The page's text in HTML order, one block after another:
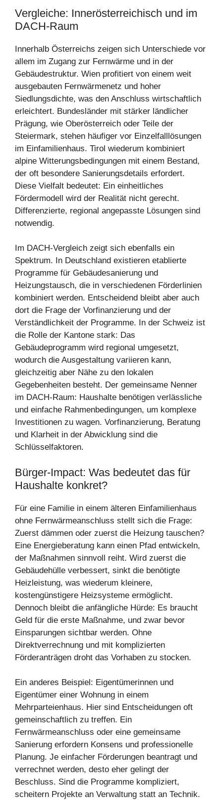
Vergleiche: Innerösterreichisch und im
DACH-Raum
Innerhalb Österreichs zeigen sich Unterschiede vor
allem im Zugang zur Fernwärme und in der
Gebäudestruktur. Wien profitiert von einem weit
ausgebauten Fernwärmenetz und hoher
Siedlungsdichte, was den Anschluss wirtschaftlich
erleichtert. Bundesländer mit stärker ländlicher
Prägung, wie Oberösterreich oder Teile der
Steiermark, stehen häufiger vor Einzelfalllösungen
im Einfamilienhaus. Tirol wiederum kombiniert
alpine Witterungsbedingungen mit einem Bestand,
der oft besondere Sanierungsdetails erfordert.
Diese Vielfalt bedeutet: Ein einheitliches
Fördermodell wird der Realität nicht gerecht.
Differenzierte, regional angepasste Lösungen sind
notwendig.
Im DACH-Vergleich zeigt sich ebenfalls ein
Spektrum. In Deutschland existieren etablierte
Programme für Gebäudesanierung und
Heizungstausch, die in verschiedenen Förderlinien
kombiniert werden. Entscheidend bleibt aber auch
dort die Frage der Vorfinanzierung und der
Verständlichkeit der Programme. In der Schweiz ist
die Rolle der Kantone stark: Das
Gebäudeprogramm wird regional umgesetzt,
wodurch die Ausgestaltung variieren kann,
gleichzeitig aber Nähe zu den lokalen
Gegebenheiten besteht. Der gemeinsame Nenner
im DACH-Raum: Haushalte benötigen verlässliche
und einfache Rahmenbedingungen, um komplexe
Investitionen zu wagen. Vorfinanzierung, Beratung
und Klarheit in der Abwicklung sind die
Schlüsselfaktoren.
Bürger-Impact: Was bedeutet das für
Haushalte konkret?
Für eine Familie in einem älteren Einfamilienhaus
ohne Fernwärmeanschluss stellt sich die Frage:
Zuerst dämmen oder zuerst die Heizung tauschen?
Eine Energieberatung kann einen Pfad entwickeln,
der Maßnahmen sinnvoll reiht. Wird zuerst die
Gebäudehülle verbessert, sinkt die benötigte
Heizleistung, was wiederum kleinere,
kostengünstigere Heizsysteme ermöglicht.
Dennoch bleibt die anfängliche Hürde: Es braucht
Geld für die erste Maßnahme, und zwar bevor
Einsparungen sichtbar werden. Ohne
Direktverrechnung und mit komplizierten
Förderanträgen droht das Vorhaben zu stocken.
Ein anderes Beispiel: Eigentümerinnen und
Eigentümer einer Wohnung in einem
Mehrparteienhaus. Hier sind Entscheidungen oft
gemeinschaftlich zu treffen. Ein
Fernwärmeanschluss oder eine gemeinsame
Sanierung erfordern Konsens und professionelle
Planung. Je einfacher Förderungen beantragt und
verrechnet werden, desto eher gelingt der
Beschluss. Sind die Programme kompliziert,
scheitern Projekte an Verwaltung statt an Technik.